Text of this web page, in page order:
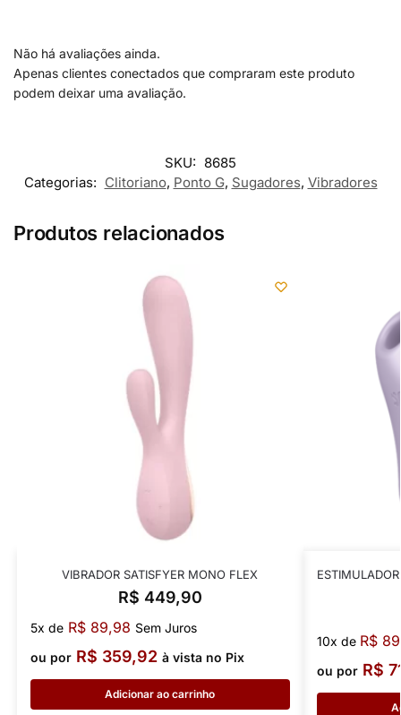
Não há avaliações ainda.
Apenas clientes conectados que compraram este produto
podem deixar uma avaliação.
SKU: 8685
Categorias: Clitoriano, Ponto G, Sugadores, Vibradores
Produtos relacionados
VIBRADOR SATISFYER MONO FLEX
R$ 449,90
5x de R$89,98 Sem Juros
ou por R$ 359,92 à vista no Pix
Adicionar ao carrinho
10x de R$
ou por R$